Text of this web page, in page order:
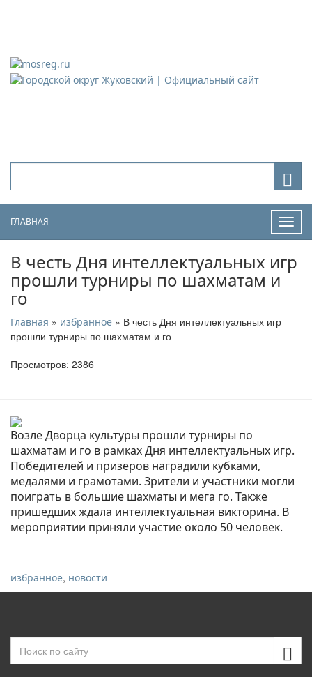
ГЛАВНАЯ
В честь Дня интеллектуальных игр
прошли турниры по шахматам и
го
Главная » избранное » В честь Дня интеллектуальных игр
прошли турниры по шахматам и го
Просмотров: 2386
Возле Дворца культуры прошли турниры по
шахматам и го в рамках Дня интеллектуальных игр.
Победителей и призеров наградили кубками,
медалями и грамотами. Зрители и участники могли
поиграть в большие шахматы и мега го. Также
пришедших ждала интеллектуальная викторина. В
мероприятии приняли участие около 50 человек.
избранное, новости